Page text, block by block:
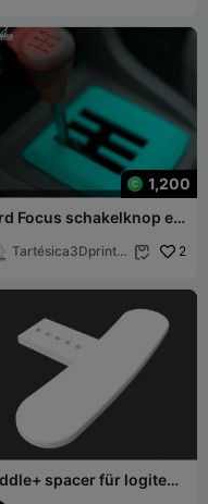
1,200
Focus schakelknop en
Tartésica3Dprintin
 2
spacer für logitech